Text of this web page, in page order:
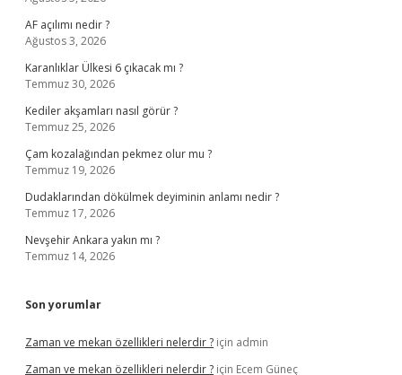
AF açılımı nedir ?
Ağustos 3, 2026
Karanlıklar Ülkesi 6 çıkacak mı ?
Temmuz 30, 2026
Kediler akşamları nasıl görür ?
Temmuz 25, 2026
Çam kozalağından pekmez olur mu ?
Temmuz 19, 2026
Dudaklarından dökülmek deyiminin anlamı nedir ?
Temmuz 17, 2026
Nevşehir Ankara yakın mı ?
Temmuz 14, 2026
Son yorumlar
Zaman ve mekan özellikleri nelerdir ? için admin
Zaman ve mekan özellikleri nelerdir ? için Ecem Güneç